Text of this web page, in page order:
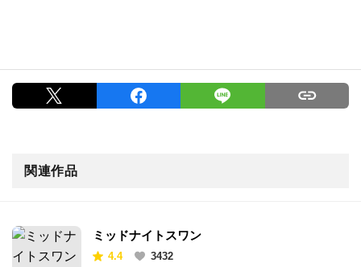
関連作品
ミッドナイトスワン
4.4
3432